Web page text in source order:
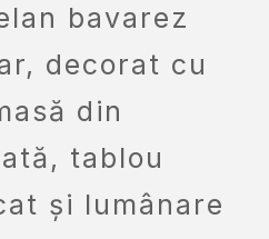
bavarez
decorat cu
din
tablou
și lumânare